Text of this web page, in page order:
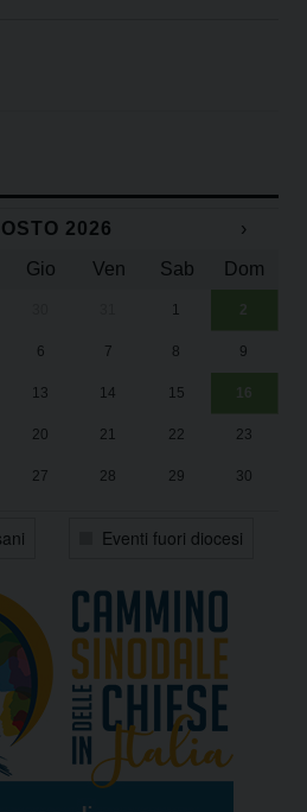
2026
›
Gio Ven Sab Dom
1 2
6 7 8 9
13 14 15 16
20 21 22 23
27 28 29 30
Eventi fuori diocesi